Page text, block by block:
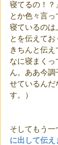
寝てるの！？
とか色々言
寝ているのは
とを伝えて
きちんと伝
なに寝まく
ん。ああ今調
せているんだ
す。）
そしてもう一
に出して伝え